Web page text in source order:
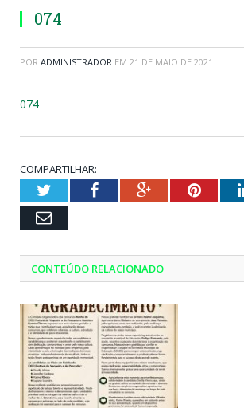
074
POR ADMINISTRADOR EM 21 DE MAIO DE 2021
074
COMPARTILHAR:
TwitterFacebookGoogle+
Email
CONTEÚDO RELACIONADO